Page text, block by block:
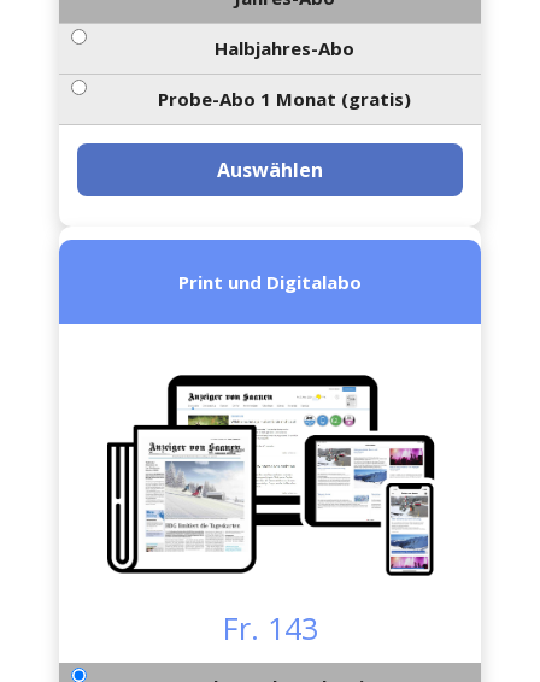
Halbjahres-Abo
Probe-Abo 1 Monat (gratis)
Auswählen
Print und Digitalabo
Fr. 143